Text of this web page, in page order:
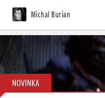
Michal Burian
NOVINKA